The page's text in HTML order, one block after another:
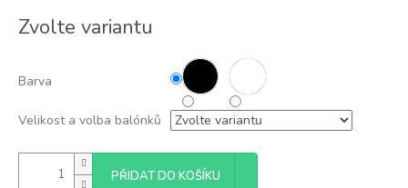
cena:
Zvolte variantu
Barva
Velikost a volba balónků
PŘIDAT DO KOŠÍKU